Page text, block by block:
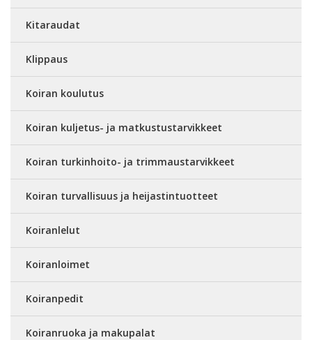
Kitaraudat
Klippaus
Koiran koulutus
Koiran kuljetus- ja matkustustarvikkeet
Koiran turkinhoito- ja trimmaustarvikkeet
Koiran turvallisuus ja heijastintuotteet
Koiranlelut
Koiranloimet
Koiranpedit
Koiranruoka ja makupalat